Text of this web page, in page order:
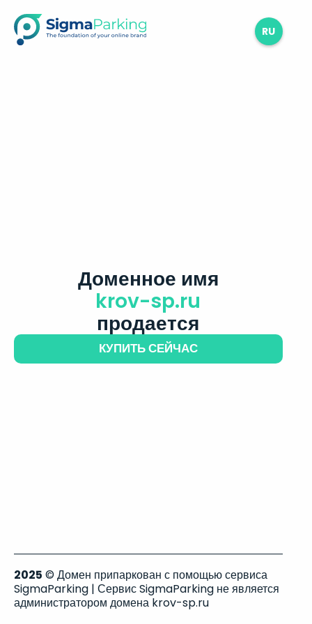
RU
Доменное имя
krov-sp.ru
продается
КУПИТЬ СЕЙЧАС
2025 © Домен припаркован с помощью сервиса
SigmaParking | Сервис SigmaParking не является
администратором домена krov-sp.ru